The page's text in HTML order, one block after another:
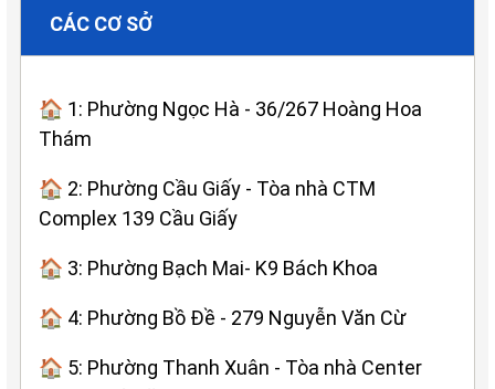
CÁC CƠ SỞ
🏠 1: Phường Ngọc Hà - 36/267 Hoàng Hoa
Thám
🏠 2: Phường Cầu Giấy - Tòa nhà CTM
Complex 139 Cầu Giấy
🏠 3: Phường Bạch Mai- K9 Bách Khoa
🏠 4: Phường Bồ Đề - 279 Nguyễn Văn Cừ
🏠 5: Phường Thanh Xuân - Tòa nhà Center